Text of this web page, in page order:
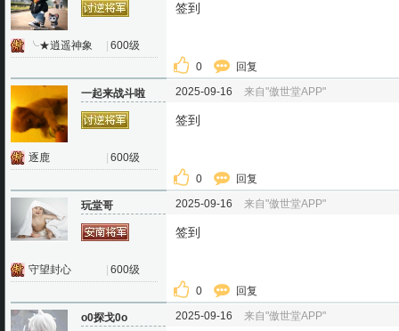
╰★逍遥神象 600级
签到
0 回复
一起来战斗啦
逐鹿 600级
2025-09-16 来自"傲世堂APP"
签到
0 回复
玩堂哥
守望封心 600级
2025-09-16 来自"傲世堂APP"
签到
0 回复
o0探戈0o 2025-09-16 来自"傲世堂APP"